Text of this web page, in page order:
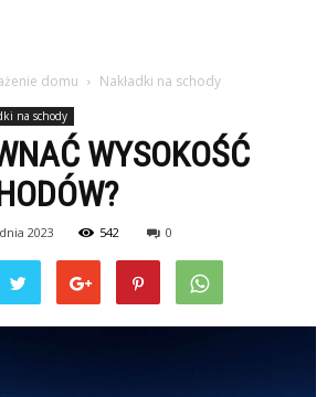
domu Nakładki na schody
na schody
WYSOKOŚĆ
2023 542 0